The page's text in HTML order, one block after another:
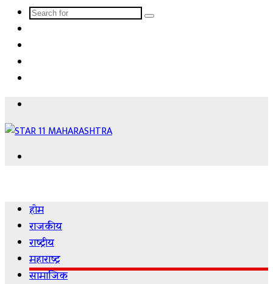
Search
होम
राजकीय
राष्ट्रीय
महाराष्ट्र
सामाजिक